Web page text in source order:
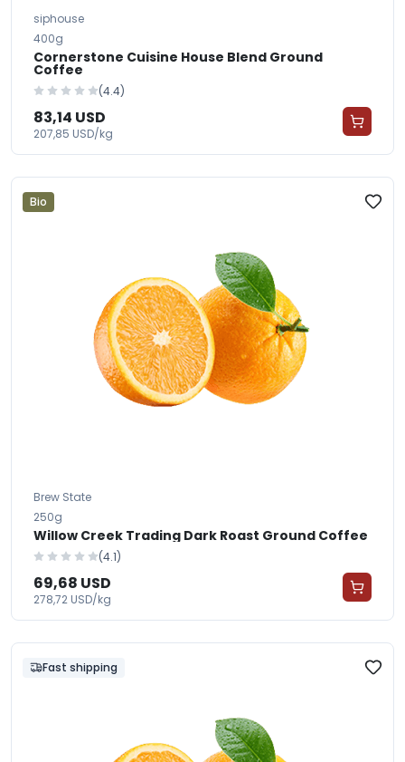
siphouse
400g
Cornerstone Cuisine House Blend Ground
Coffee
(4.4)
83,14 USD
207,85 USD/kg
Bio
Brew State
250g
Willow Creek Trading Dark Roast Ground Coffee
(4.1)
69,68 USD
278,72 USD/kg
Fast shipping